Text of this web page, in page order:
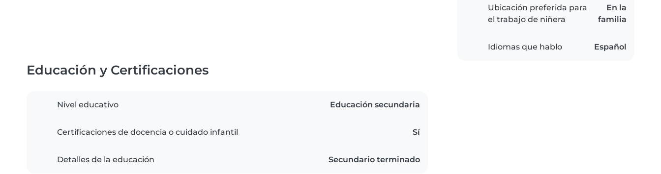
Ubicación preferida para
el trabajo de niñera
En la
familia
Idiomas que hablo Español
Educación y Certificaciones
Nivel educativo Educación secundaria
Certificaciones de docencia o cuidado infantil Sí
Detalles de la educación Secundario terminado